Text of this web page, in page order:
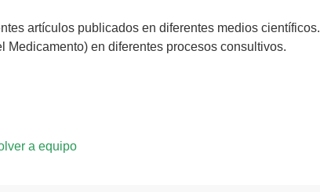
artículos publicados en diferentes medios científicos.
en diferentes procesos consultivos.
a equipo